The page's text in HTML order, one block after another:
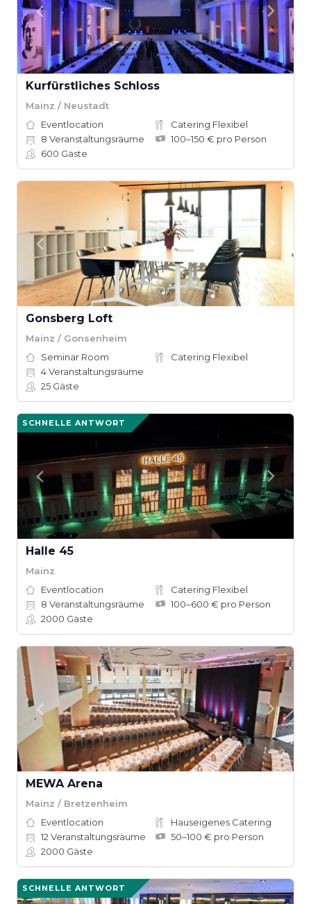
Kurfürstliches Schloss
Mainz / Neustadt
Eventlocation
Catering Flexibel
8 Veranstaltungsräume
100–150 € pro Person
600 Gäste
Gonsberg Loft
Mainz / Gonsenheim
Seminar Room
Catering Flexibel
4Veranstaltungsräume
25 Gäste
SCHNELLE ANTWORT
Halle 45
Mainz
Eventlocation
Catering Flexibel
8 Veranstaltungsräume
100–600 € pro Person
2000 Gäste
MEWA Arena
Mainz / Bretzenheim
Eventlocation
Hauseigenes Catering
12 Veranstaltungsräume
50–100 € pro Person
2000 Gäste
SCHNELLE ANTWORT